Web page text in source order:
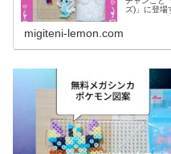
ズ)」に登場
migiteni-lemon.com